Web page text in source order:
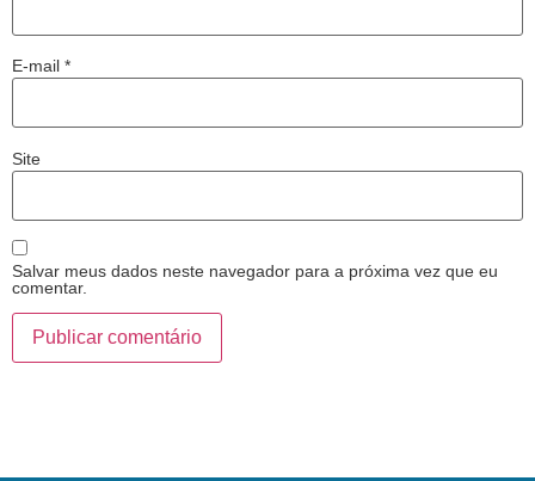
E-mail *
Site
Salvar meus dados neste navegador para a próxima vez que eu
comentar.